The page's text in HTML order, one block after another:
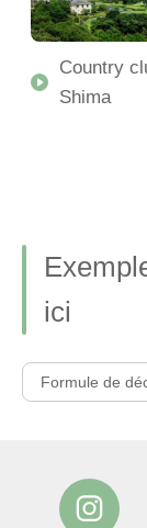
Country
Shima
ici
Formule de